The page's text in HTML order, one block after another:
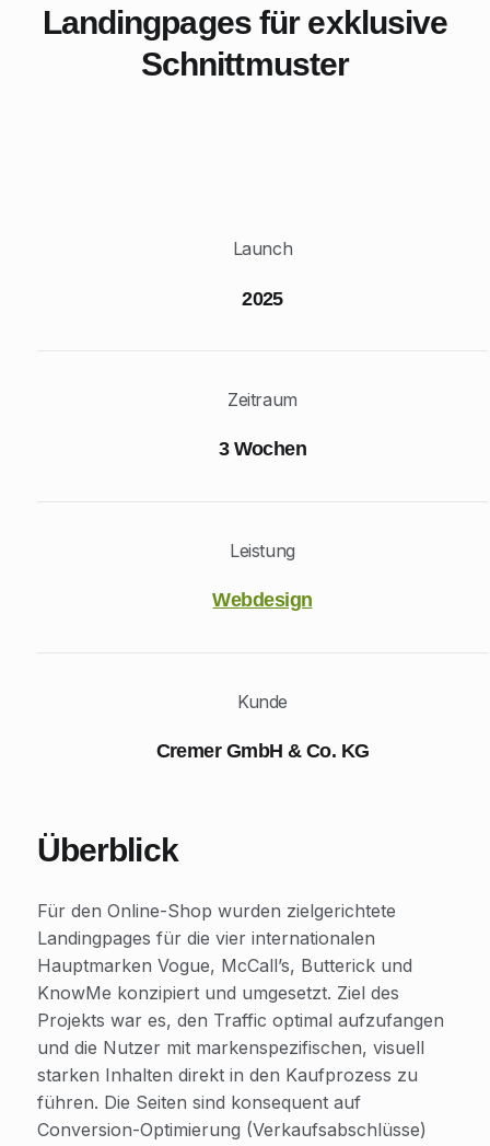
Landingpages für exklusive
Schnittmuster
Launch
2025
Zeitraum
3 Wochen
Leistung
Webdesign
Kunde
Cremer GmbH & Co. KG
Überblick
Für den Online-Shop wurden zielgerichtete
Landingpages für die vier internationalen
Hauptmarken Vogue, McCall’s, Butterick und
KnowMe konzipiert und umgesetzt. Ziel des
Projekts war es, den Traffic optimal aufzufangen
und die Nutzer mit markenspezifischen, visuell
starken Inhalten direkt in den Kaufprozess zu
führen. Die Seiten sind konsequent auf
Conversion-Optimierung (Verkaufsabschlüsse)